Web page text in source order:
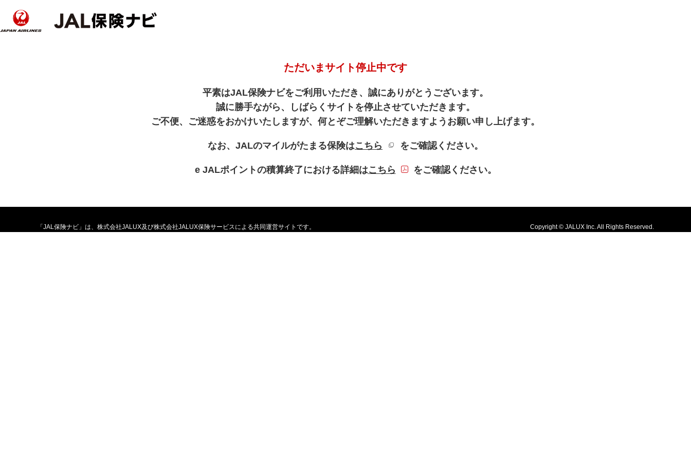
ただいまサイト停止中です
平素はJAL保険ナビをご利用いただき、誠にありがとうございます。
誠に勝手ながら、しばらくサイトを停止させていただきます。
ご不便、ご迷惑をおかけいたしますが、何とぞご理解いただきますようお願い申し上げます。
なお、JALのマイルがたまる保険はこちら 新規ウィンドウを開きます
をご確認ください。
e JALポイントの積算終了における詳細はこちら PDFファイルが新規ウィンドウで開きます
をご確認ください。
「JAL保険ナビ」は、株式会社JALUX及び株式会社JALUX保険サービスによる共同運営サイトです。 Copyright © JALUX Inc. All Rights Reserved.